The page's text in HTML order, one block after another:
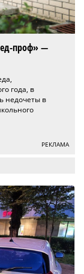
проф» —
года, в
недочеты в
РЕКЛАМА